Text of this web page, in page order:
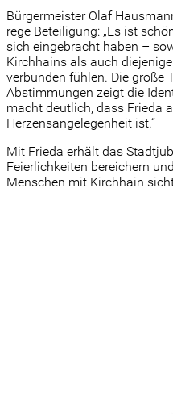
Bürgermeister Olaf
rege Beteiligung: „Es ist
sich eingebracht haben –
Kirchhains als auch
verbunden fühlen. Die große
Abstimmungen zeigt die
macht deutlich, dass Frieda
Herzensangelegenheit ist.“
Mit Frieda erhält das
Feierlichkeiten bereichern
Menschen mit Kirchhain